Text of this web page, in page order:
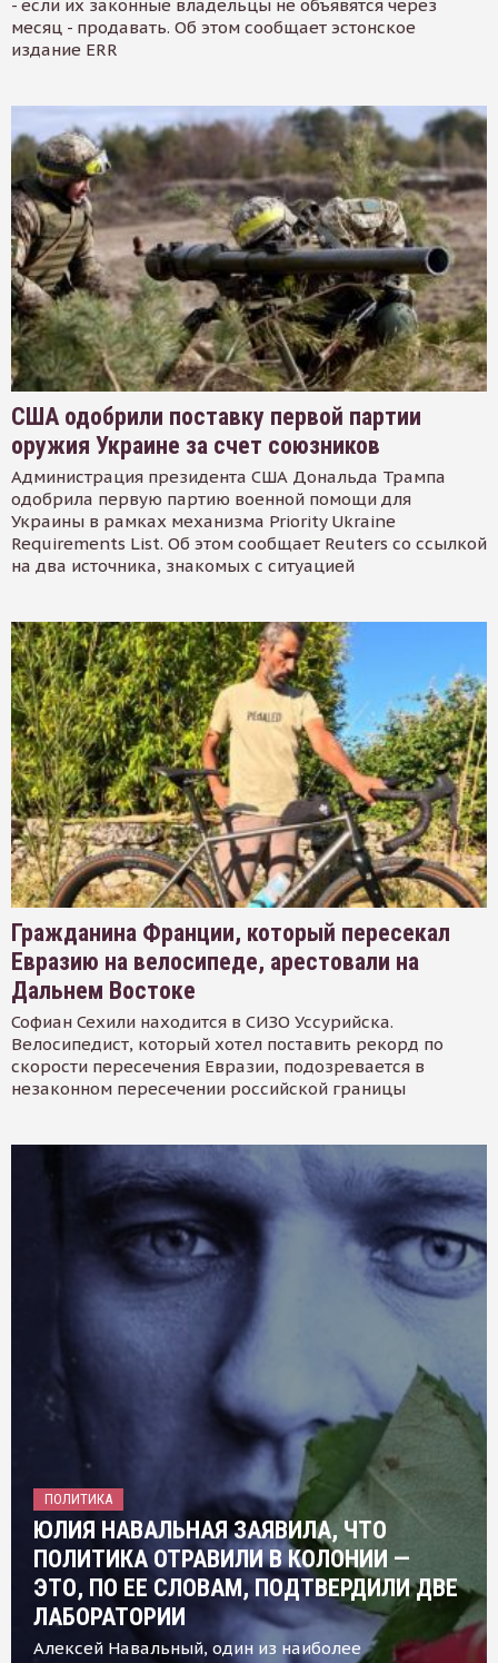
- если их законные владельцы не объявятся через
месяц - продавать. Об этом сообщает эстонское
издание ERR
США одобрили поставку первой партии
оружия Украине за счет союзников
Администрация президента США Дональда Трампа
одобрила первую партию военной помощи для
Украины в рамках механизма Priority Ukraine
Requirements List. Об этом сообщает Reuters со ссылкой
на два источника, знакомых с ситуацией
Гражданина Франции, который пересекал
Евразию на велосипеде, арестовали на
Дальнем Востоке
Софиан Сехили находится в СИЗО Уссурийска.
Велосипедист, который хотел поставить рекорд по
скорости пересечения Евразии, подозревается в
незаконном пересечении российской границы
ПОЛИТИКА
ЮЛИЯ НАВАЛЬНАЯ ЗАЯВИЛА, ЧТО
ПОЛИТИКА ОТРАВИЛИ В КОЛОНИИ —
ЭТО, ПО ЕЕ СЛОВАМ, ПОДТВЕРДИЛИ ДВЕ
ЛАБОРАТОРИИ
Алексей Навальный, один из наиболее